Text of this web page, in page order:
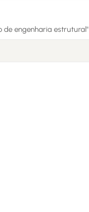
de engenharia estrutural"